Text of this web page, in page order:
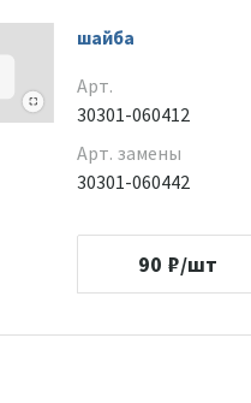
шайба
Арт.
30301-060412
Арт. замены
30301-060442
90 ₽/шт